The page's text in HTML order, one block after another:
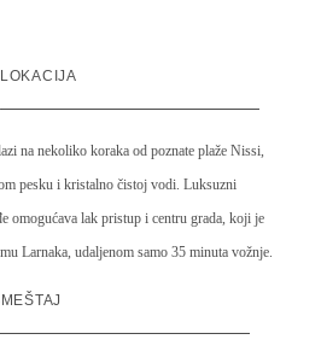
LOKACIJA
na nekoliko koraka od poznate plaže Nissi,
pesku i kristalno čistoj vodi. Luksuzni
omogućava lak pristup i centru grada, koji je
Larnaka, udaljenom samo 35 minuta vožnje.